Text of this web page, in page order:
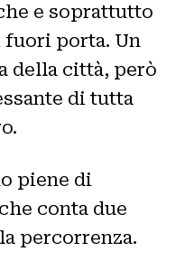
e soprattutto
porta. Un
della città, però
di tutta
piene di
conta due
percorrenza.